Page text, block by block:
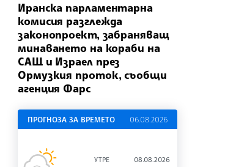
Иранска парламентарна
комисия разглежда
законопроект, забраняващ
минаването на кораби на
САЩ и Израел през
Ормузкия проток, съобщи
агенция Фарс
ПРОГНОЗА ЗА ВРЕМЕТО 06.08.2026
УТРЕ 08.08.2026